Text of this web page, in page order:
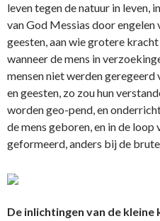
leven tegen de natuur in leven,
van God Messias door
geesten, aan wie grotere
wanneer de mens in
mensen niet werden
en geesten, zo zou hun
worden geo-pend, en
de mens geboren, en in de
geformeerd, anders bij de
De inlichtingen van de kleine